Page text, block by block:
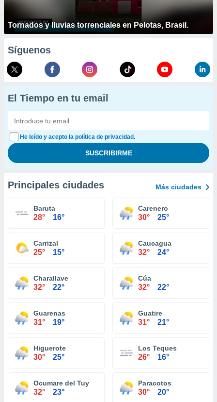
Tornados y lluvias torrenciales en Pelotas, Brasil.
Síguenos
El Tiempo en tu email
He leído y acepto la política de privacidad.
Principales ciudades Más ciudades
Baruta
28° 16°
Carenero
30° 25°
Carrizal
25° 15°
Caucagua
32° 24°
Charallave
32° 22°
Cúa
32° 22°
Guarenas
31° 19°
Guatire
31° 21°
Higuerote
30° 25°
Los Teques
26° 16°
Ocumare del Tuy
32° 23°
Paracotos
30° 20°